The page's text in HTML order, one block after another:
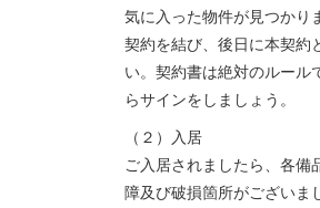
気に入った物件が見つかり
契約を結び、後日に本契約
い。契約書は絶対のルール
らサインをしましょう。
（２）入居
ご入居されましたら、各備
障及び破損箇所がございま